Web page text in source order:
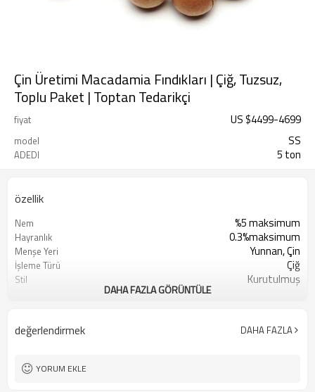
Çin Üretimi Macadamia Fındıkları | Çiğ, Tuzsuz,
Toplu Paket | Toptan Tedarikçi
fiyat US $4499-4699
model SS
ADEDI 5 ton
özellik
Nem %5 maksimum
Hayranlık 0.3%maksimum
Menşe Yeri Yunnan, Çin
İşleme Türü Çiğ
Stil Kurutulmuş
Sunshine Tarım Ürünleri Ltd. Şti.
Minimum Sipariş Adedi 5 ton
DAHA FAZLA GÖRÜNTÜLE
değerlendirmek DAHA FAZLA
YORUM EKLE